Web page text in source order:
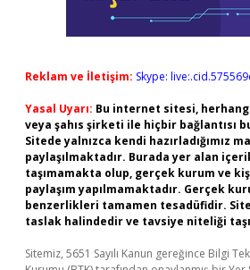
Reklam ve İletişim: Skype:
Yasal Uyarı: Bu internet sitesi,
veya şahıs şirketi ile hiçbir bağlantısı
Sitede yalnızca kendi hazırladığımız
paylaşılmaktadır. Burada yer alan
taşımamakta olup, gerçek kurum ve
paylaşım yapılmamaktadır. Gerçek
benzerlikleri tamamen tesadüfidir.
taslak halindedir ve tavsiye niteliği
Sitemiz, 5651 Sayılı Kanun gereğince Bilgi